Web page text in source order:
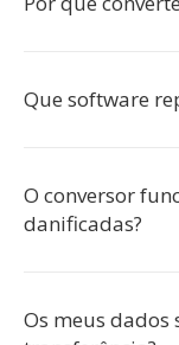
Que software
O conversor
danificadas?
Os meus dados